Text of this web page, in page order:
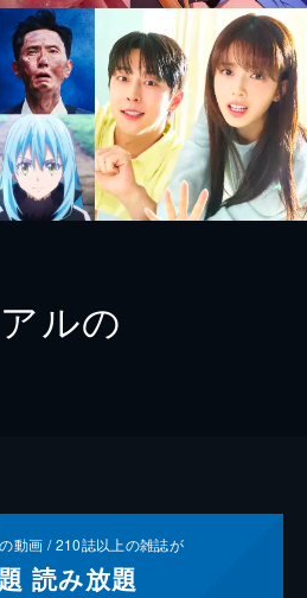
ルの
動画 /210誌以上の雑誌が
読み放題